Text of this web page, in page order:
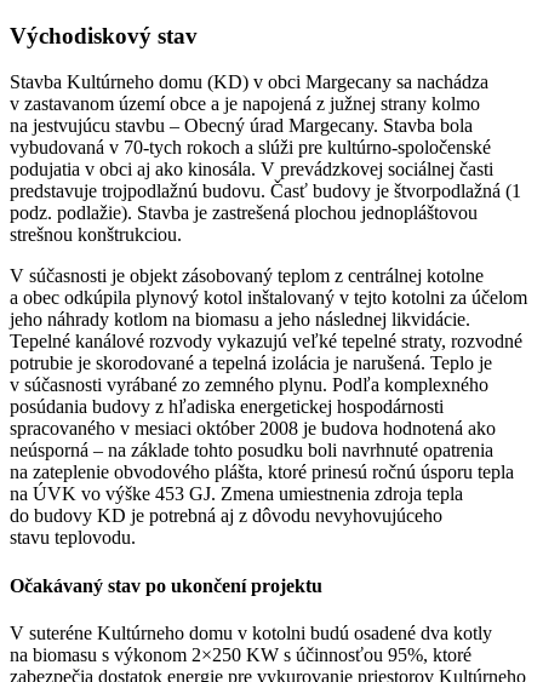
Východiskový stav
Stavba Kultúrneho domu (KD) v obci Margecany sa nachádza
v zastavanom území obce a je napojená z južnej strany kolmo
na jestvujúcu stavbu – Obecný úrad Margecany. Stavba bola
vybudovaná v 70-tych rokoch a slúži pre kultúrno-spoločenské
podujatia v obci aj ako kinosála. V prevádzkovej sociálnej časti
predstavuje trojpodlažnú budovu. Časť budovy je štvorpodlažná (1
podz. podlažie). Stavba je zastrešená plochou jednopláštovou
strešnou konštrukciou.
V súčasnosti je objekt zásobovaný teplom z centrálnej kotolne
a obec odkúpila plynový kotol inštalovaný v tejto kotolni za účelom
jeho náhrady kotlom na biomasu a jeho následnej likvidácie.
Tepelné kanálové rozvody vykazujú veľké tepelné straty, rozvodné
potrubie je skorodované a tepelná izolácia je narušená. Teplo je
v súčasnosti vyrábané zo zemného plynu. Podľa komplexného
posúdania budovy z hľadiska energetickej hospodárnosti
spracovaného v mesiaci október 2008 je budova hodnotená ako
neúsporná – na základe tohto posudku boli navrhnuté opatrenia
na zateplenie obvodového plášta, ktoré prinesú ročnú úsporu tepla
na ÚVK vo výške 453 GJ. Zmena umiestnenia zdroja tepla
do budovy KD je potrebná aj z dôvodu nevyhovujúceho
stavu teplovodu.
Očakávaný stav po ukončení projektu
V suteréne Kultúrneho domu v kotolni budú osadené dva kotly
na biomasu s výkonom 2×250 KW s účinnosťou 95%, ktoré
zabezpečia dostatok energie pre vykurovanie priestorov Kultúrneho